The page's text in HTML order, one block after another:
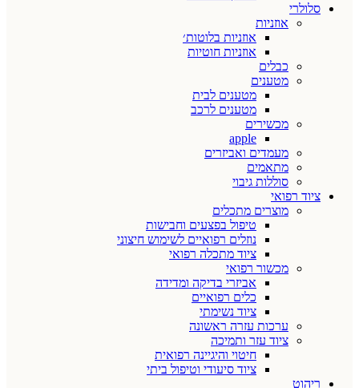
סלולרי
אוזניות
אוזניות בלוטות׳
אוזניות חוטיות
כבלים
מטענים
מטענים לבית
מטענים לרכב
מכשירים
apple
מעמדים ואביזרים
מתאמים
סוללות גיבוי
ציוד רפואי
מוצרים מתכלים
טיפול בפצעים וחבישות
נוזלים רפואיים לשימוש חיצוני
ציוד מתכלה רפואי
מכשור רפואי
אביזרי בדיקה ומדידה
כלים רפואיים
ציוד נשימתי
ערכות עזרה ראשונה
ציוד עזר ותמיכה
חיטוי והיגיינה רפואית
ציוד סיעודי וטיפול ביתי
ריהוט